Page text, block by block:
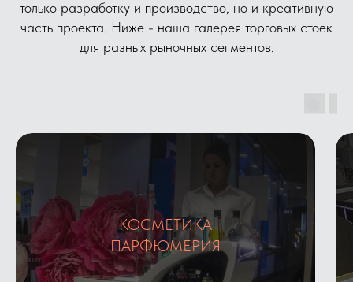
только разработку и производство, но и креативную
часть проекта. Ниже - наша галерея торговых стоек
для разных рыночных сегментов.
КОСМЕТИКА
ПАРФЮМЕРИЯ